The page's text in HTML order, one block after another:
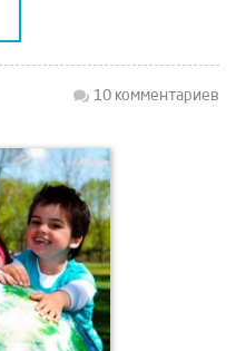
10 комментариев